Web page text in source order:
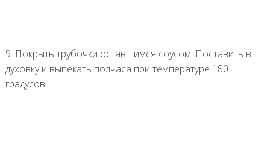
9. Покрыть трубочки оставшимся соусом. Поставить в
духовку и выпекать полчаса при температуре 180
градусов.